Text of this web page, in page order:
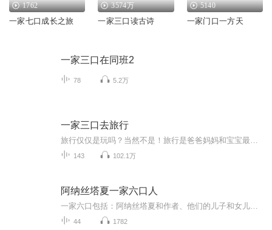
1762
一家七口成长之旅
3574万
一家三口读古诗
5140
一家门口一方天
一家三口在同班2
78 5.2万
一家三口去旅行
143 102.1万
阿纳丝塔夏一家六口人
44 1782